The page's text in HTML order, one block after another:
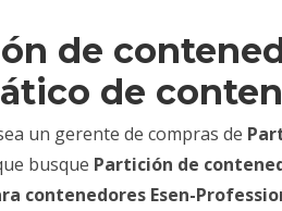
de
de
un gerente de compras de
busque Partición de
contenedores Esen-